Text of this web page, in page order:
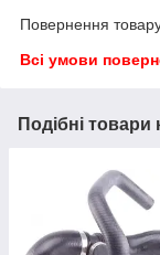
Повернення
Всі умови
Подібні товари